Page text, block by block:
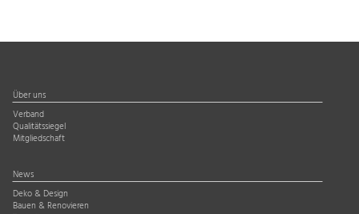
Über uns
Verband
Qualitätssiegel
Mitgliedschaft
News
Deko & Design
Bauen & Renovieren